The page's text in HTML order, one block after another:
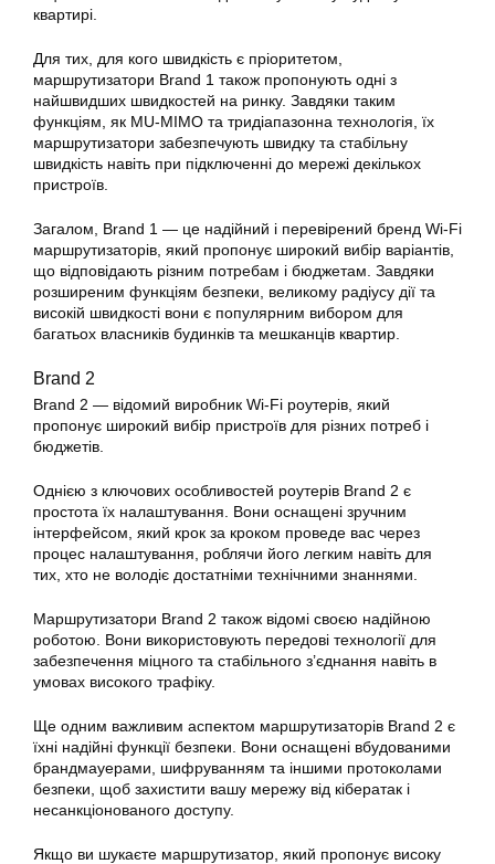
квартирі.
Для тих, для кого швидкість є пріоритетом,
маршрутизатори Brand 1 також пропонують одні з
найшвидших швидкостей на ринку. Завдяки таким
функціям, як MU-MIMO та тридіапазонна технологія, їх
маршрутизатори забезпечують швидку та стабільну
швидкість навіть при підключенні до мережі декількох
пристроїв.
Загалом, Brand 1 — це надійний і перевірений бренд Wi-Fi
маршрутизаторів, який пропонує широкий вибір варіантів,
що відповідають різним потребам і бюджетам. Завдяки
розширеним функціям безпеки, великому радіусу дії та
високій швидкості вони є популярним вибором для
багатьох власників будинків та мешканців квартир.
Brand 2
Brand 2 — відомий виробник Wi-Fi роутерів, який
пропонує широкий вибір пристроїв для різних потреб і
бюджетів.
Однією з ключових особливостей роутерів Brand 2 є
простота їх налаштування. Вони оснащені зручним
інтерфейсом, який крок за кроком проведе вас через
процес налаштування, роблячи його легким навіть для
тих, хто не володіє достатніми технічними знаннями.
Маршрутизатори Brand 2 також відомі своєю надійною
роботою. Вони використовують передові технології для
забезпечення міцного та стабільного з’єднання навіть в
умовах високого трафіку.
Ще одним важливим аспектом маршрутизаторів Brand 2 є
їхні надійні функції безпеки. Вони оснащені вбудованими
брандмауерами, шифруванням та іншими протоколами
безпеки, щоб захистити вашу мережу від кібератак і
несанкціонованого доступу.
Якщо ви шукаєте маршрутизатор, який пропонує високу